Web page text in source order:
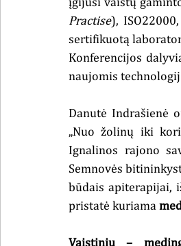
Practise),
sertifikuotą
Konferencijos
naujomis
Danutė Indrašienė
„Nuo žolinų iki
Ignalinos rajono
Semnovės
būdais apiterapijai,
pristatė kuriama
Vaistinių –